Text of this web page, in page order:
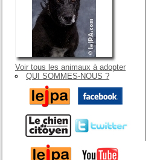
Voir tous les animaux à adopter
QUI SOMMES-NOUS ?